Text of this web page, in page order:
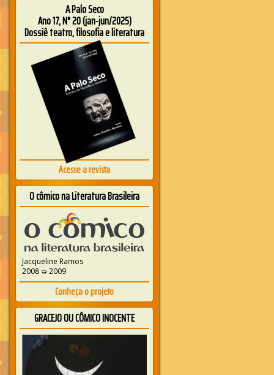
A Palo Seco
Ano 17, N° 20 (jan-jun/2025)
Dossiê teatro, filosofia e literatura
Acesse a revista
O cômico na Literatura Brasileira
Jacqueline Ramos
2008 ➭ 2009
Conheça o projeto
GRACEJO OU CÔMICO INOCENTE